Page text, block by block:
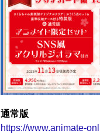
通常版
https://www.animate-